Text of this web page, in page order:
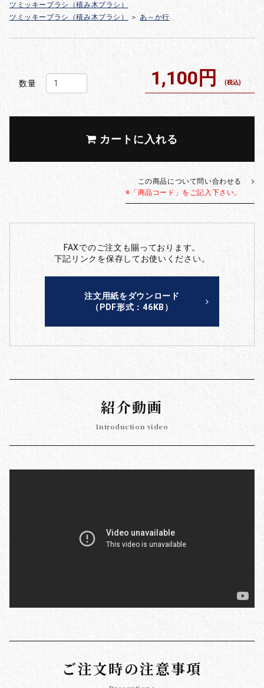
ツミッキーブラシ（積み木ブラシ）
ツミッキーブラシ（積み木ブラシ）
＞ あ～か行
数量 1,100円 (税込)
カートに入れる
この商品について問い合わせる
※「商品コード」をご記入下さい。
FAXでのご注文も賜っております。
下記リンクを保存してお使いください。
注文用紙をダウンロード
（PDF形式：46KB）
紹介動画
Introduction video
ご注文時の注意事項